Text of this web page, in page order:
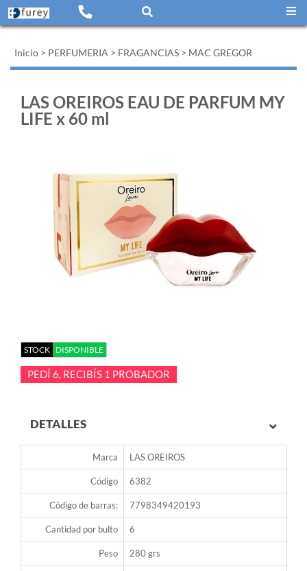
Inicio > PERFUMERIA > FRAGANCIAS > MAC GREGOR
LAS OREIROS EAU DE PARFUM MY
LIFE x 60 ml
STOCK DISPONIBLE
PEDÍ 6, RECIBÍS 1 PROBADOR
DETALLES
Marca LAS OREIROS
Código 6382
Código de barras: 7798349420193
Cantidad por bulto 6
Peso 280 grs